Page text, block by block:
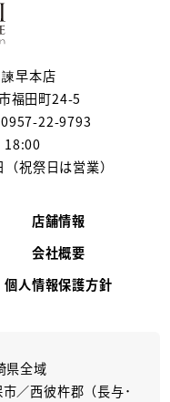
早本店
福田町24-5
22-9793
18:00
祝祭日は営業）
店舗情報
会社概要
個人情報保護方針
県全域
／西彼杵郡（長与･